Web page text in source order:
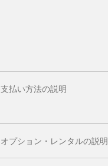
支払い方法の説明
オプション・レンタルの説明